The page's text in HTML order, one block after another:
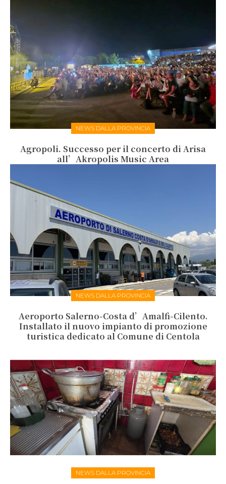
NEWS DALLA PROVINCIA
Agropoli. Successo per il concerto di Arisa
all’Akropolis Music Area
NEWS DALLA PROVINCIA
Aeroporto Salerno-Costa d’Amalfi-Cilento.
Installato il nuovo impianto di promozione
turistica dedicato al Comune di Centola
NEWS DALLA PROVINCIA